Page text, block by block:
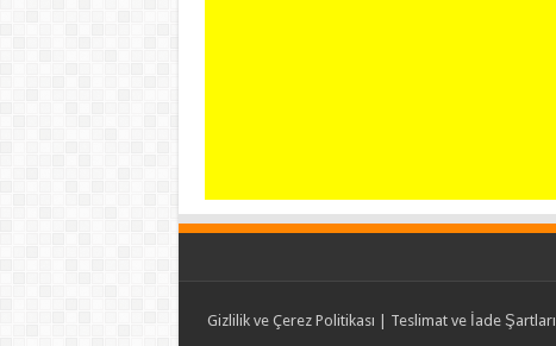
Gizlilik ve Çerez Politikası Teslimat ve İade Şartları